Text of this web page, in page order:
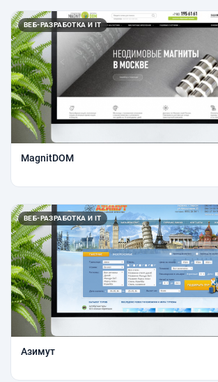
ВЕБ-РАЗРАБОТКА И IT
MagnitDOM
ВЕБ-РАЗРАБОТКА И IT
Азимут